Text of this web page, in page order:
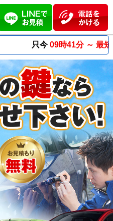
最短23分で到着！